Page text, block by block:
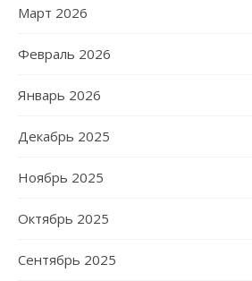
Март 2026
Февраль 2026
Январь 2026
Декабрь 2025
Ноябрь 2025
Октябрь 2025
Сентябрь 2025